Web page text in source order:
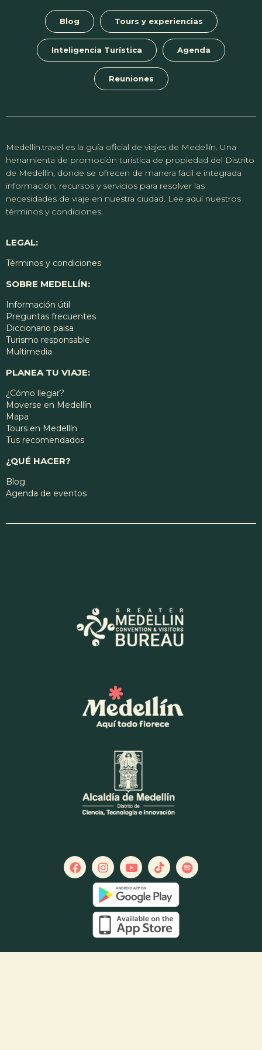
Blog Tours y experiencias
Inteligencia Turística Agenda
Reuniones
Medellín.travel es la guía oficial de viajes de Medellín. Una
herramienta de promoción turística de propiedad del Distrito
de Medellín, donde se ofrecen de manera fácil e integrada
información, recursos y servicios para resolver las
necesidades de viaje en nuestra ciudad. Lee aquí nuestros
términos y condiciones.
LEGAL:
Términos y condiciones
SOBRE MEDELLÍN:
Información útil
Preguntas frecuentes
Diccionario paisa
Turismo responsable
Multimedia
PLANEA TU VIAJE:
¿Cómo llegar?
Moverse en Medellín
Mapa
Tours en Medellín
Tus recomendados
¿QUÉ HACER?
Blog
Agenda de eventos